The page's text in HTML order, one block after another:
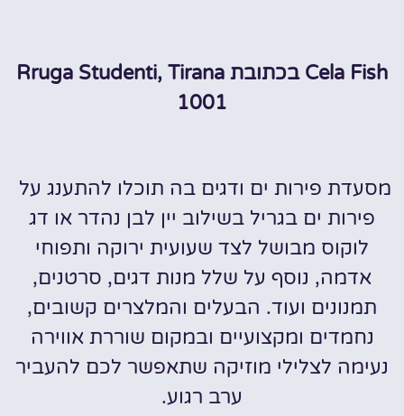
Cela Fish בכתובת Rruga Studenti, Tirana
1001
מסעדת פירות ים ודגים בה תוכלו להתענג על
פירות ים בגריל בשילוב יין לבן נהדר או דג
לוקוס מבושל לצד שעועית ירוקה ותפוחי
אדמה, נוסף על שלל מנות דגים, סרטנים,
תמנונים ועוד. הבעלים והמלצרים קשובים,
נחמדים ומקצועיים ובמקום שוררת אווירה
נעימה לצלילי מוזיקה שתאפשר לכם להעביר
ערב רגוע.